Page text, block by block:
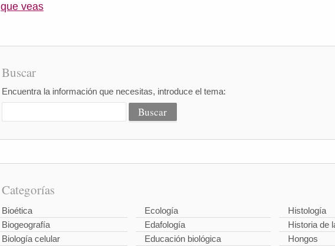
que veas
Buscar
Encuentra la información que necesitas, introduce el tema:
Categorías
Bioética
Biogeografía
Biología celular
Ecología
Edafología
Educación biológica
Histología
Historia de
Hongos